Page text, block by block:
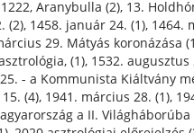
1222, Aranybulla (2), 13.
(2), 1458. január 24. (1), 1464.
29. Mátyás koronázása
(1), 1532. augusztus
- a Kommunista Kiáltvány
(4), 1941. március 28. (1),
a II. Világháborúba